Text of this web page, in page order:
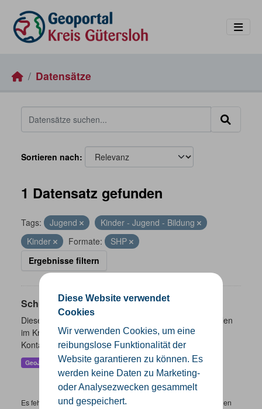
Diese Website verwendet
Cookies
Wir verwenden Cookies, um eine
reibungslose Funktionalität der
Website garantieren zu können. Es
werden keine Daten zu Marketing-
oder Analysezwecken gesammelt
und gespeichert.
Datensätze
Sortieren nach
1 Datensatz gefunden
Tags: Jugend
Kinder - Jugend - Bildung
Kinder
Formate:
SHP
Ergebnisse filtern
Schulen
Dieser Datensatz beinhaltet eine Darstellung der Schulen
im Kreis Gütersloh mit Angaben zu Schulform,
Kontaktmöglichkeiten, Pausenzeiten und Schulträger.
GeoJSON SHP
Es fehlen spezifische Datensätze? Wenden Sie sich bitte an einen